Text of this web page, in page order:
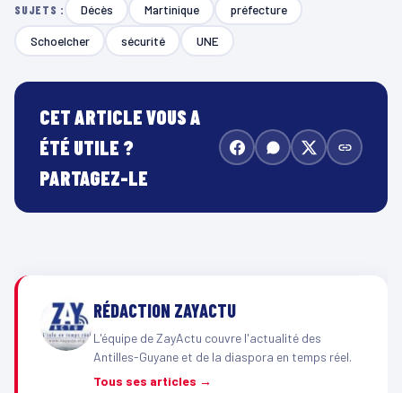
SUJETS : Décès Martinique préfecture
Schoelcher sécurité UNE
CET ARTICLE VOUS A
ÉTÉ UTILE ?
PARTAGEZ-LE
RÉDACTION ZAYACTU
L'équipe de ZayActu couvre l'actualité des
Antilles-Guyane et de la diaspora en temps réel.
Tous ses articles →